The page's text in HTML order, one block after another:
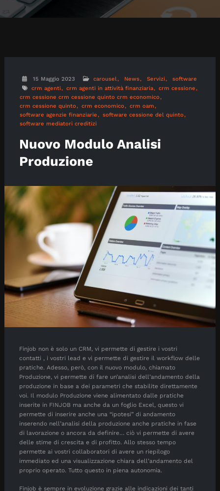
15 Maggio 2023 carousel News Servizi
software
crm agenti
crm agenti in attività finanziaria
crm cessione
crm cessione crm cessione quinto crm economico
crm cessione quinto
crm economico
crm oam
software agenzie finanziarie
software cessione del quinto
software mediatori creditizi
Nuovo Modulo Analisi
Produzione
Finjob non è solo un CRM, vi permette di gestire i vostri
contatti , i vostri lead e vi permette di gestire il workflow delle
pratiche. Adesso, però, con il nuovo modulo, chiamato
Produzione, vi permette di fare un’analisi dell’andamento della
produzione in base a dei parametri che stabilite direttamente
voi. Il modulo Produzione viene alimentato dalle pratiche
inserite in FINJOB ma anche da un foglio Excel, questo vi
permette di inserire anche una “ipotesi” di andamento
inserendo nell’analisi della produzione anche pratiche in fase
di lavorazione o ancora da definire… ciò vi permette di avere
delle stime di crescita e di profitto. Allo stesso tempo
permette ai vostri collaboratori di avere un riepilogo
immediato ed una visualizzazione chiara dell’andamento del
proprio operato. Tutto questo in piena autonomia.
Finjob è sempre in evoluzione grazie alle indicazioni dei tanti